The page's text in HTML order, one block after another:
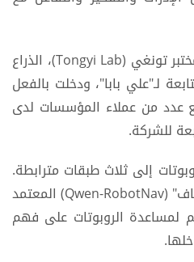
وطُورت المجموعة بواسطة مختبر تونغي (Tongyi Lab)، الذراع
لـ"علي بابا"، ودخلت بالفعل
مع عدد من عملاء المؤسسات لدى
للشركة.
إلى ثلاث طبقات مترابطة.
فهناك نموذج "كوين روبوت ناف" (Qwen-RobotNav) المعتمد
لمساعدة الروبوتات على فهم